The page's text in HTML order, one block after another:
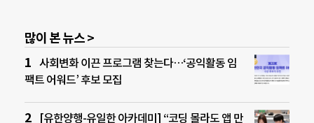
많이 본 뉴스 >
사회변화 이끈 프로그램 찾는다…‘공익활동 임
팩트 어워드’ 후보 모집
[유한양행-유일한 아카데미] “코딩 몰라도 앱 만